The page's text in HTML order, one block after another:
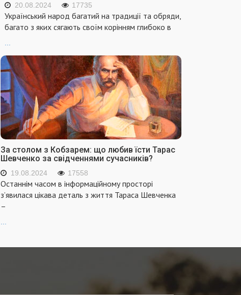
20.08.2024 17735
Український народ багатий на традиції та обряди,
багато з яких сягають своїм корінням глибоко в
...
За столом з Кобзарем: що любив їсти Тарас
Шевченко за свідченнями сучасників?
19.08.2024 17558
Останнім часом в інформаційному просторі
з’явилася цікава деталь з життя Тараса Шевченка
–
...